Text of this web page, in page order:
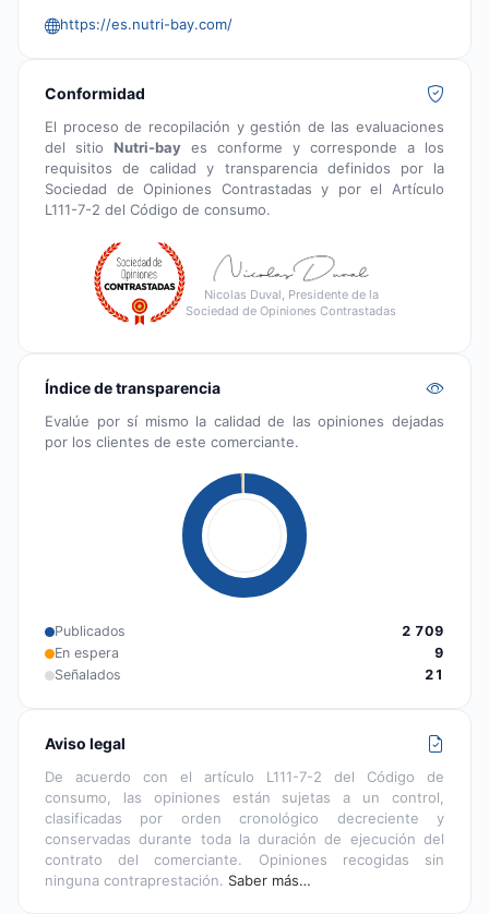
https://es.nutri-bay.com/
Conformidad
El proceso de recopilación y gestión de las evaluaciones
del sitio Nutri-bay es conforme y corresponde a los
requisitos de calidad y transparencia definidos por la
Sociedad de Opiniones Contrastadas y por el Artículo
L111-7-2 del Código de consumo.
Nicolas Duval, Presidente de la
Sociedad de Opiniones Contrastadas
Índice de transparencia
Evalúe por sí mismo la calidad de las opiniones dejadas
por los clientes de este comerciante.
Publicados
2 709
En espera
9
Señalados
21
Aviso legal
De acuerdo con el artículo L111-7-2 del Código de
consumo, las opiniones están sujetas a un control,
clasificadas por orden cronológico decreciente y
conservadas durante toda la duración de ejecución del
contrato del comerciante. Opiniones recogidas sin
ninguna contraprestación. Saber más…